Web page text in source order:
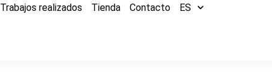
Trabajos realizados Tienda Contacto ES